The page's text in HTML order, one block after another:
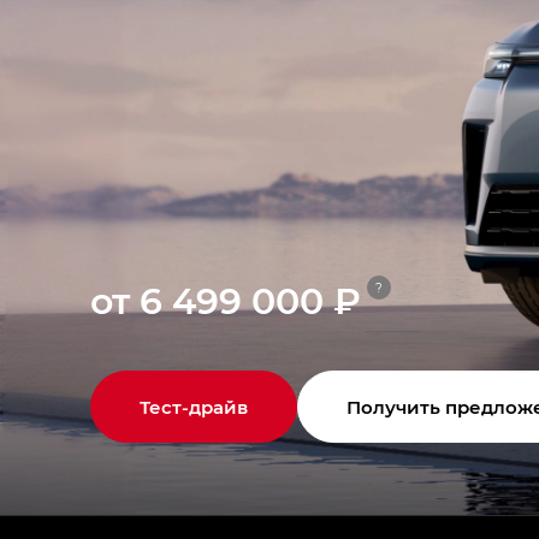
от 6 499 000 ₽ ?
Тест-драйв Получить